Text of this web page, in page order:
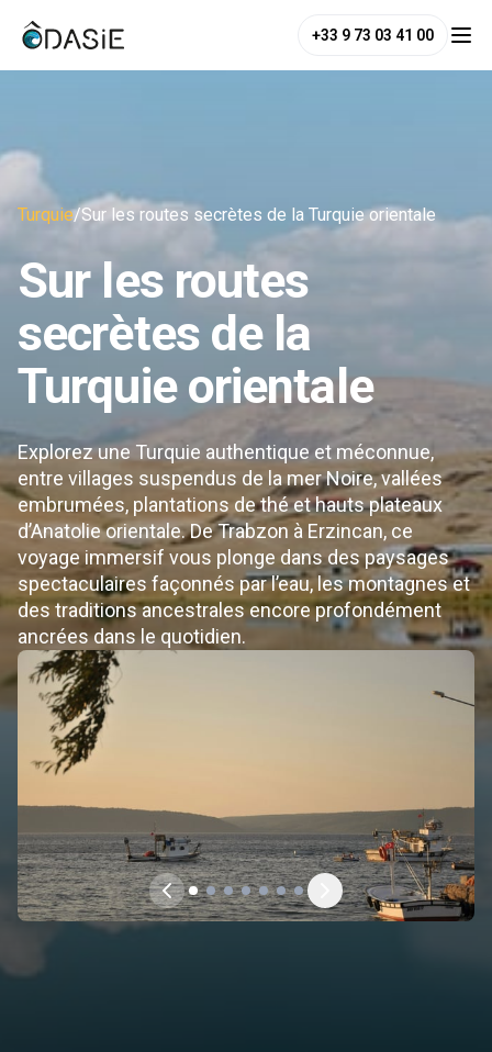
+33 9 73 03 41 00
Turquie/Sur les routes secrètes de la Turquie orientale
Sur les routes
secrètes de la
Turquie orientale
Explorez une Turquie authentique et méconnue,
entre villages suspendus de la mer Noire, vallées
embrumées, plantations de thé et hauts plateaux
d’Anatolie orientale. De Trabzon à Erzincan, ce
voyage immersif vous plonge dans des paysages
spectaculaires façonnés par l’eau, les montagnes et
des traditions ancestrales encore profondément
ancrées dans le quotidien.